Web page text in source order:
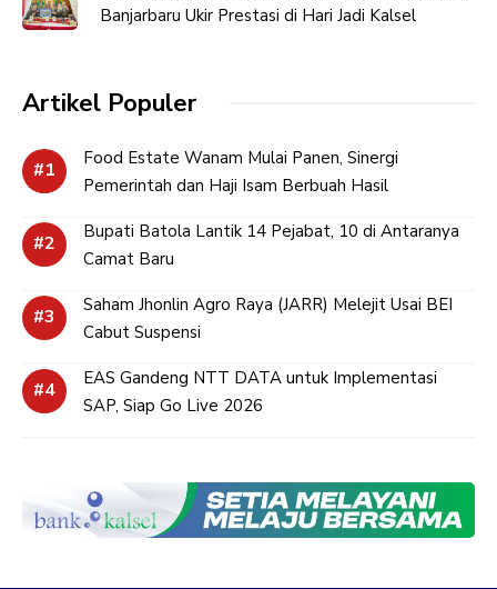
Banjarbaru Ukir Prestasi di Hari Jadi Kalsel
Artikel Populer
Food Estate Wanam Mulai Panen, Sinergi
Pemerintah dan Haji Isam Berbuah Hasil
Bupati Batola Lantik 14 Pejabat, 10 di Antaranya
Camat Baru
Saham Jhonlin Agro Raya (JARR) Melejit Usai BEI
Cabut Suspensi
EAS Gandeng NTT DATA untuk Implementasi
SAP, Siap Go Live 2026